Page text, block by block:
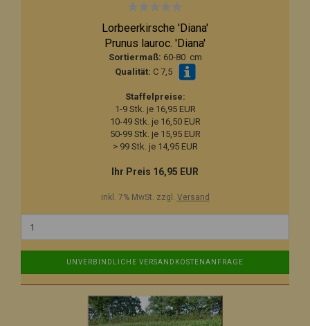
Lorbeerkirsche 'Diana'
Prunus lauroc. 'Diana'
Sortiermaß: 60-80 cm
Qualität: C 7,5
Staffelpreise:
1-9 Stk. je 16,95 EUR
10-49 Stk. je 16,50 EUR
50-99 Stk. je 15,95 EUR
> 99 Stk. je 14,95 EUR
Ihr Preis 16,95 EUR
inkl. 7% MwSt. zzgl. Versand
UNVERBINDLICHE VERSANDKOSTENANFRAGE